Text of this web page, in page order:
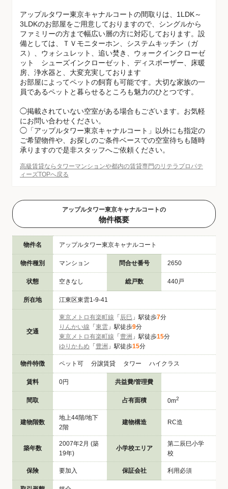
アップルタワー東京キャナルコートの間取りは、1LDK～
3LDKのお部屋をご用意しておりますので、シングルから
ファミリーの方まで幅広い層の方に対応しております。設
備としては、ＴＶモニターホン、システムキッチン（ガ
ス）、ウォシュレット、追い焚き、ウォークインクローゼ
ット シューズインクローゼット、ディスポーザー、床暖
房、浄水器と、大変充実しております
お部屋によってペットの飼育も可能です。大切な家族の一
員であるペットと暮らせるところも魅力のひとつです。
◯掲載されていない空室がある場合もございます。お気軽
にお問い合わせください。
◯「アップルタワー東京キャナルコート」以外にも指定の
ご希望物件や、お探しのご条件ベースでの空室待ちも随時
承りますので是非スタッフへご依頼ください。
高級賃貸ならタワーマンションや都内の賃貸専門のリテラプロパテ
ィーズTOPへ戻る
アップルタワー東京キャナルコートの
物件概要
物件名 アップルタワー東京キャナルコート
物件種別 マンション 問合せ番号 2650
状態 空きなし 総戸数 440戸
所在地 江東区東雲1-9-41
交通
東京メトロ有楽町線 「 辰巳 」駅徒歩7分
りんかい線 「 東雲 」駅徒歩9分
東京メトロ有楽町線 「 豊洲 」駅徒歩15分
ゆりかもめ 「 豊洲 」駅徒歩15分
物件特徴 ペット可 分譲賃貸 タワー ハイクラス
賃料 0円 共益費/管理費
間取 占有面積 0m2
建物階数
地上44階/地下
2階
建物構造 RC造
築年数
2007年2月 (築
19年)
小学校エリア
第二辰巳小学
校
保険 要加入 保証会社 利用必須